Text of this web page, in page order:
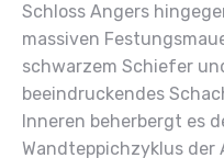
Schloss Angers
massiven
schwarzem Schiefer
beeindruckendes
Inneren beherbergt es
Wandteppichzyklus der